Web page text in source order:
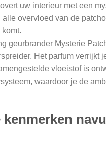
uw interieur met een
overvloed van de
geurbrander Mysterie
Het parfum verrijkt
vloeistof is
waardoor je de